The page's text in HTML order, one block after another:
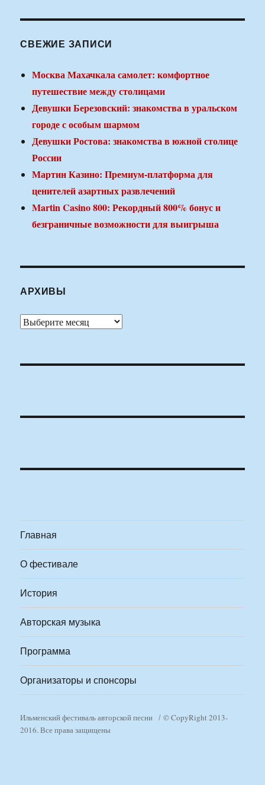
СВЕЖИЕ ЗАПИСИ
Москва Махачкала самолет: комфортное
путешествие между столицами
Девушки Березовский: знакомства в уральском
городе с особым шармом
Девушки Ростова: знакомства в южной столице
России
Мартин Казино: Премиум-платформа для
ценителей азартных развлечений
Martin Casino 800: Рекордный 800% бонус и
безграничные возможности для выигрыша
АРХИВЫ
Архивы
Главная
О фестивале
История
Авторская музыка
Программа
Организаторы и спонсоры
Ильменский фестиваль авторской песни
© CopyRight 2013-
2016. Все права защищены